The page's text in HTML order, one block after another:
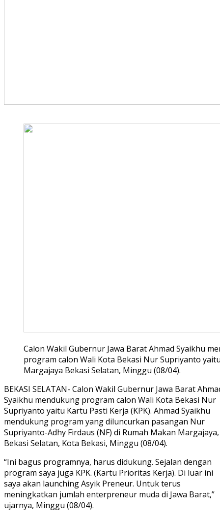
Calon Wakil Gubernur Jawa Barat Ahmad Syaikhu
program calon Wali Kota Bekasi Nur Supriyanto
Margajaya Bekasi Selatan, Minggu (08/04).
BEKASI SELATAN- Calon Wakil Gubernur Jawa Barat
Syaikhu mendukung program calon Wali Kota Bekasi Nur
Supriyanto yaitu Kartu Pasti Kerja (KPK). Ahmad Syaikhu
mendukung program yang diluncurkan pasangan Nur
Supriyanto-Adhy Firdaus (NF) di Rumah Makan Margajaya,
Bekasi Selatan, Kota Bekasi, Minggu (08/04).
“Ini bagus programnya, harus didukung. Sejalan dengan
program saya juga KPK. (Kartu Prioritas Kerja). Di luar ini
saya akan launching Asyik Preneur. Untuk terus
meningkatkan jumlah enterpreneur muda di Jawa Barat,”
ujarnya, Minggu (08/04).